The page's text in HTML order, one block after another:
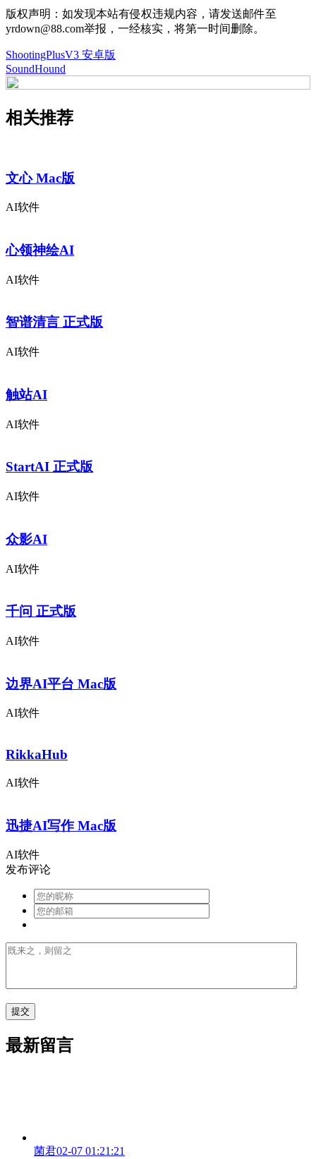
版权声明：如发现本站有侵权违规内容，请发送邮件至
yrdown@88.com举报，一经核实，将第一时间删除。
ShootingPlusV3 安卓版
SoundHound
相关推荐
文心 Mac版
AI软件
心领神绘AI
AI软件
智谱清言 正式版
AI软件
触站AI
AI软件
StartAI 正式版
AI软件
众影AI
AI软件
千问 正式版
AI软件
边界AI平台 Mac版
AI软件
RikkaHub
AI软件
迅捷AI写作 Mac版
AI软件
发布评论
最新留言
菌君02-07 01:21:21